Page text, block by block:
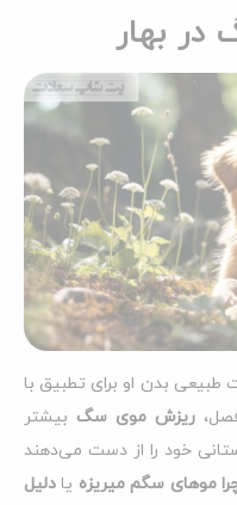
بهار
طبیعی بدن او برای تطبیق با
ریزش موی سگ بیشتر
خود را از دست می‌دهند
موهای سگم میریزه یا دلیل